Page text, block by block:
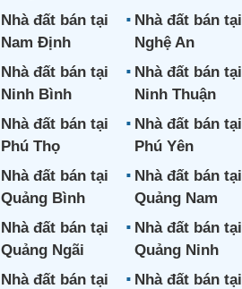
Nhà đất bán tại
Nam Định
Nhà đất bán tại
Nghệ An
Nhà đất bán tại
Ninh Bình
Nhà đất bán tại
Ninh Thuận
Nhà đất bán tại
Phú Thọ
Nhà đất bán tại
Phú Yên
Nhà đất bán tại
Quảng Bình
Nhà đất bán tại
Quảng Nam
Nhà đất bán tại
Quảng Ngãi
Nhà đất bán tại
Quảng Ninh
Nhà đất bán tại
Nhà đất bán tại